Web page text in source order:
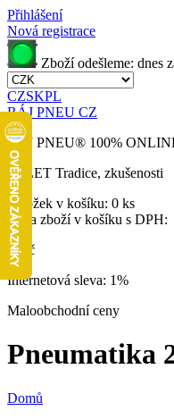
Přihlášení
Nová registrace
Zboží odešleme: dnes
CZSKPL
RÁJ PNEU CZ
RÁJ PNEU® 100%
32 LET Tradice, zkušenosti
Položek v košíku: 0 ks
Cena zboží v košíku s DPH:
0 Kč
Internetová sleva: 1%
Maloobchodní ceny
Pneumatika
Domů